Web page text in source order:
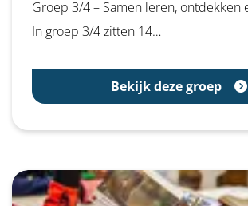
Groep 3/4 – Samen leren, ontdekken
In groep 3/4 zitten 14…
Bekijk deze groep